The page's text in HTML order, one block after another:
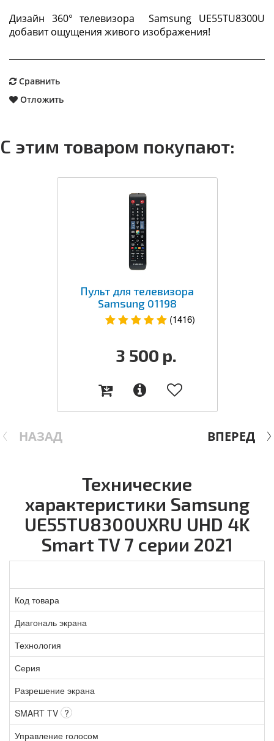
Дизайн 360° телевизора Samsung UE55TU8300U
добавит ощущения живого изображения!
Сравнить
Отложить
С этим товаром покупают:
НАЗАД
Пульт для телевизора
Samsung 01198
(1416)
3 500 р.
ВПЕРЕД
Технические
характеристики Samsung
UE55TU8300UXRU UHD 4K
Smart TV 7 серии 2021
Код товара
Диагональ экрана
Технология
Серия
Разрешение экрана
SMART TV ?
Управление голосом